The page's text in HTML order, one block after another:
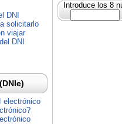
Introduce los 8
DNI
solicitarlo
viajar
DNI
electrónico